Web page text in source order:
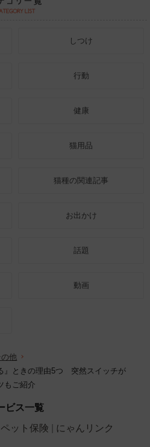
しつけ
行動
健康
猫用品
猫種の関連記事
お出かけ
話題
動画
の他
』ときの理由5つ 突然スイッチが
もご紹介
ビス一覧
ペット保険 にゃんリンク